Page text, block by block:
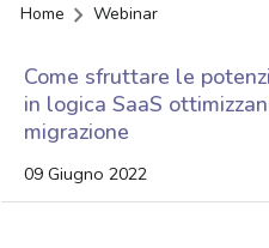
Home Webinar
Come sfruttare le
in logica SaaS
migrazione
09 Giugno 2022